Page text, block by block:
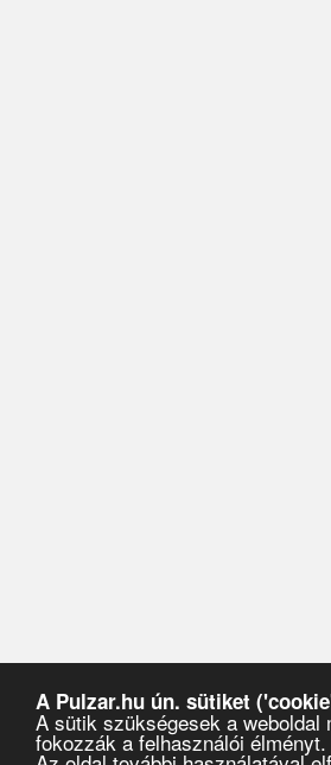
A Pulzar.hu ún. sütiket
A sütik szükségesek a
fokozzák a felhasználói élményt.
Pulzar ›Videók ›Jeff Mills - The Bells